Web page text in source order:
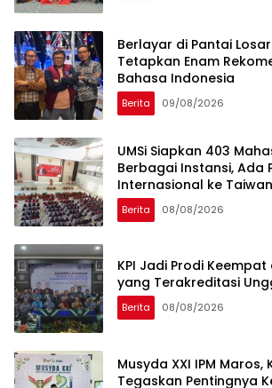
Berlayar di Pantai
Tetapkan Enam
Bahasa Indonesia
Berita 09/08/2026
UMSi Siapkan 403
Berbagai Instansi, Ada
Internasional ke Taiwan
Berita 08/08/2026
KPI Jadi Prodi Keempat
yang Terakreditasi
Berita 08/08/2026
Musyda XXI IPM Maros,
Tegaskan Pentingnya